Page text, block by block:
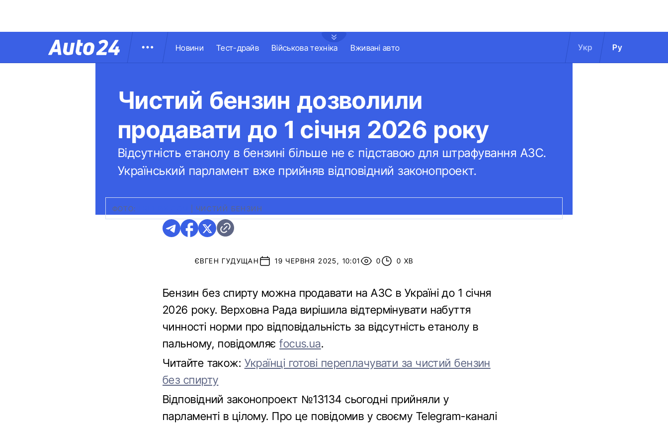
Новини Тест-драйв Військова техніка Вживані авто Укр Ру
Чистий бензин дозволили
продавати до 1 січня 2026 року
Відсутність етанолу в бензині більше не є підставою для штрафування АЗС.
Український парламент вже прийняв відповідний законопроект.
ФОТО: ЧИСТИЙ БЕНЗИН
ЄВГЕН ГУДУЩАН 19 ЧЕРВНЯ 2025, 10:01 0 0 ХВ
Бензин без спирту можна продавати на АЗС в Україні до 1 січня
2026 року. Верховна Рада вирішила відтермінувати набуття
чинності норми про відповідальність за відсутність етанолу в
пальному, повідомляєfocus.ua.
Читайте також: Українці готові переплачувати за чистий бензин
без спирту
Відповідний законопроект №13134 сьогодні прийняли у
парламенті в цілому. Про це повідомив у своєму Telegram-каналі